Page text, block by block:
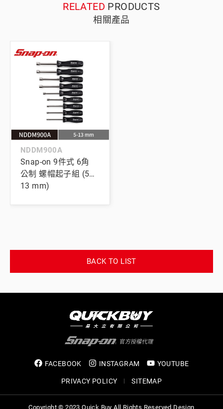
RELATED PRODUCTS
相關產品
NDDM900A
Snap-on 9件式 6角
公制 螺帽起子組 (5–
13 mm)
BACK TO LIST
FACEBOOK INSTAGRAM YOUTUBE
PRIVACY POLICY SITEMAP
Copyright © 2023 Quick Buy All Rights Reserved.Design